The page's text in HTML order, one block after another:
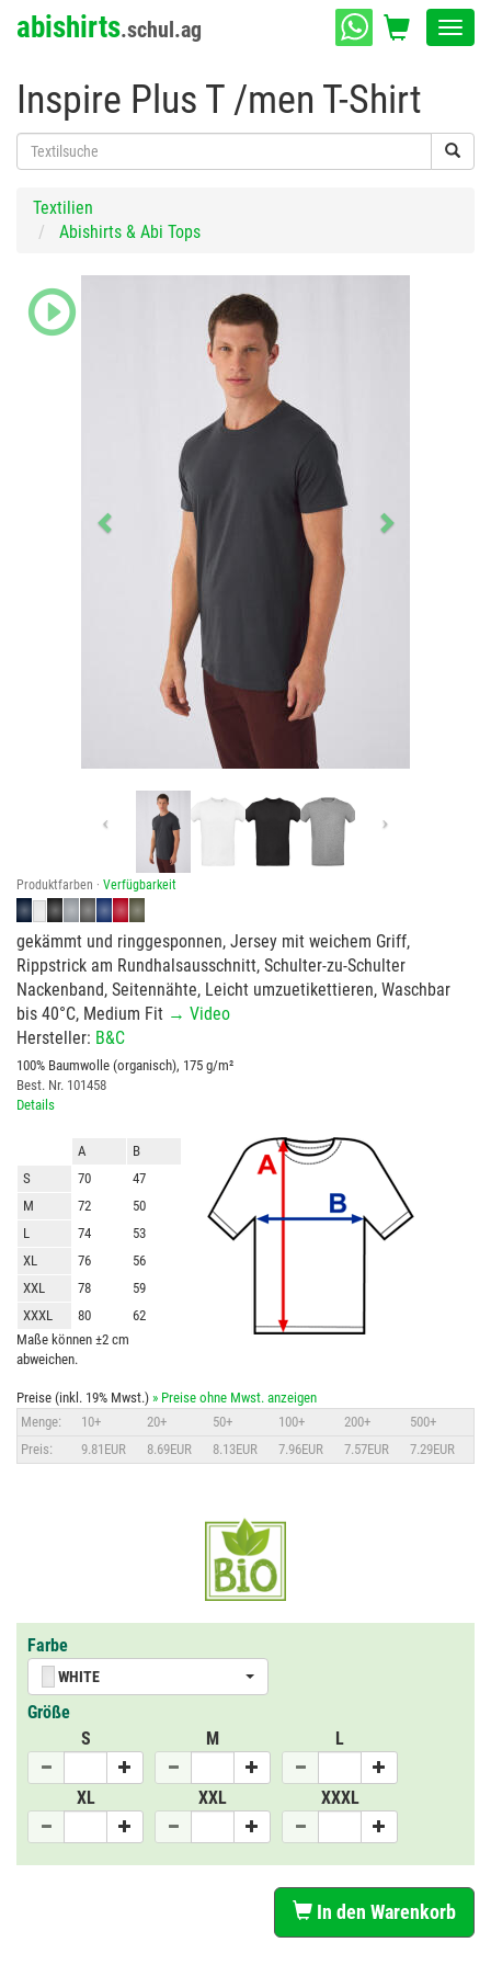
abishirts.schul.ag
Inspire Plus T /men T-Shirt
Textilien
Abishirts & Abi Tops
Previous
Produktfarben · Verfügbarkeit
gekämmt und ringgesponnen, Jersey mit weichem Griff,
Rippstrick am Rundhalsausschnitt, Schulter-zu-Schulter
Nackenband, Seitennähte, Leicht umzuetikettieren, Waschbar
bis 40°C, Medium Fit → Video
Hersteller: B&C
100% Baumwolle (organisch), 175 g/m²
Best. Nr. 101458
Details
A
B
S
70
47
M
72
50
L
74
53
XL
76
56
XXL
78
59
XXXL
80
62
Maße können ±2 cm
abweichen.
Preise (inkl. 19% Mwst.) » Preise ohne Mwst. anzeigen
Menge:
10+ 20+ 50+ 100+ 200+
500+
Preis:
9.81EUR 8.69EUR 8.13EUR 7.96EUR 7.57EUR 7.29EUR
Farbe
WHITE
Größe
S
M L
XL XXL XXXL
In den Warenkorb